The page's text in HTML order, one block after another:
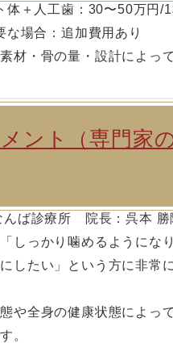
体＋人工歯：30〜50万円/
な場合：追加費用あり
材・骨の量・設計によっ
ント（専門家
んば診療所 院長：呉本 勝
しっかり噛めるようになり
にしたい」という方に非常
や全身の健康状態によっ
。